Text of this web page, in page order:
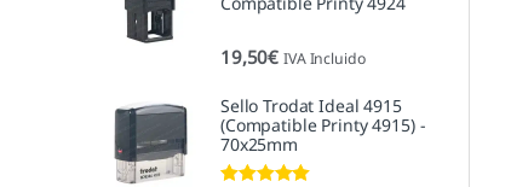
19,50€ IVA Incluido
Sello Trodat Ideal 4915
(Compatible Printy 4915) -
70x25mm